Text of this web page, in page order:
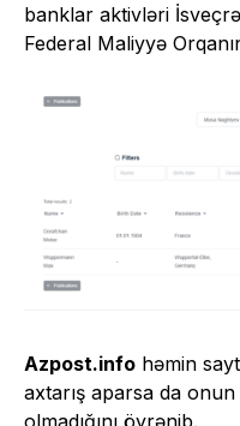
banklar aktivləri
Federal Maliyyə
Azpost.info həmin
axtarış aparsa da onun
olmadığını öyrənib.